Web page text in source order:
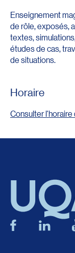
Enseignement
de rôle, exposés,
textes,
études de cas,
de situations.
Horaire
Consulter